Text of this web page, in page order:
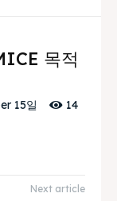
목적
15일 14
Next article